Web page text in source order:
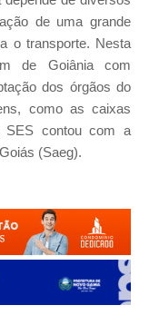
de uma grande
o transporte. Nesta
de Goiânia com
dos órgãos do
como as caixas
SES contou com a
(Saeg).